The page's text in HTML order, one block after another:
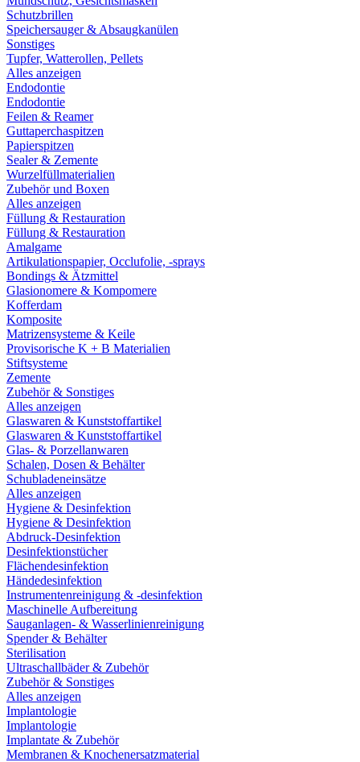
Schutzbrillen
Speichersauger & Absaugkanülen
Sonstiges
Tupfer, Watterollen, Pellets
Alles anzeigen
Endodontie
Endodontie
Feilen & Reamer
Guttaperchaspitzen
Papierspitzen
Sealer & Zemente
Wurzelfüllmaterialien
Zubehör und Boxen
Alles anzeigen
Füllung & Restauration
Füllung & Restauration
Amalgame
Artikulationspapier, Occlufolie, -sprays
Bondings & Ätzmittel
Glasionomere & Kompomere
Kofferdam
Komposite
Matrizensysteme & Keile
Provisorische K + B Materialien
Stiftsysteme
Zemente
Zubehör & Sonstiges
Alles anzeigen
Glaswaren & Kunststoffartikel
Glaswaren & Kunststoffartikel
Glas- & Porzellanwaren
Schalen, Dosen & Behälter
Schubladeneinsätze
Alles anzeigen
Hygiene & Desinfektion
Hygiene & Desinfektion
Abdruck-Desinfektion
Desinfektionstücher
Flächendesinfektion
Händedesinfektion
Instrumentenreinigung & -desinfektion
Maschinelle Aufbereitung
Sauganlagen- & Wasserlinienreinigung
Spender & Behälter
Sterilisation
Ultraschallbäder & Zubehör
Zubehör & Sonstiges
Alles anzeigen
Implantologie
Implantologie
Implantate & Zubehör
Membranen & Knochenersatzmaterial